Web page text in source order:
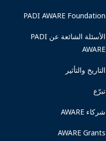
PADI AWARE Foundation
الأسئلة الشائعة عن PADI
AWARE
التاريخ والتأثير
تبرّع
شركاء AWARE
AWARE Grants